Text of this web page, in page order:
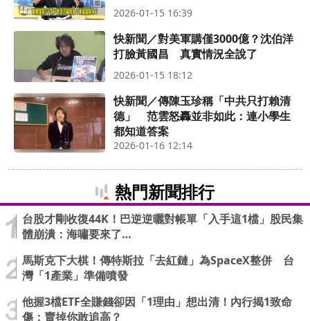
2026-01-15 16:39
快新聞／對美軍購僅3000億？沈伯洋
打臉黃國昌 真實情況全說了
2026-01-15 18:12
快新聞／傳陳玉珍稱「中共只打賴清
德」 范雲怒轟並非如此：連小學生
都知道答案
2026-01-16 12:14
熱門新聞排行
台股才剛收復44K！巴逆逆曬對帳單「入手這1檔」股民集
體崩潰：海嘯要來了…
馬斯克下大棋！傳特斯拉「去紅鏈」為SpaceX整併 台
灣「1產業」準備噴發
他握3檔ETF全賺錢卻因「1理由」想出清！內行揭1致命
傷：賣掉你敢追高？